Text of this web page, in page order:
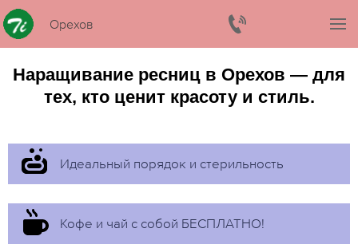
Орехов
Наращивание ресниц в Орехов — для
тех, кто ценит красоту и стиль.
Идеальный порядок и стерильность
Кофе и чай с собой БЕСПЛАТНО!